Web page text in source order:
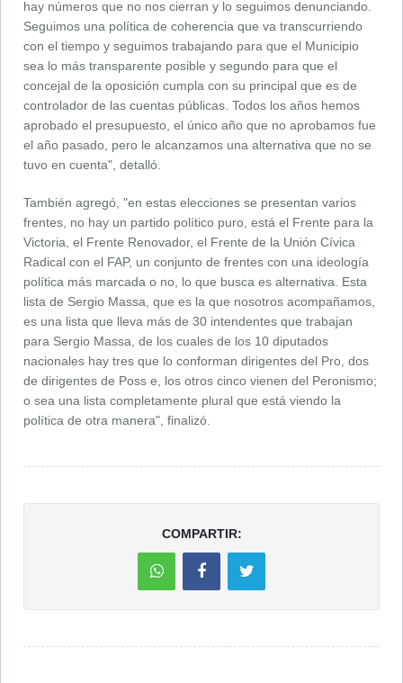
hay números que no nos cierran y lo seguimos denunciando.
Seguimos una política de coherencia que va transcurriendo
con el tiempo y seguimos trabajando para que el Municipio
sea lo más transparente posible y segundo para que el
concejal de la oposición cumpla con su principal que es de
controlador de las cuentas públicas. Todos los años hemos
aprobado el presupuesto, el único año que no aprobamos fue
el año pasado, pero le alcanzamos una alternativa que no se
tuvo en cuenta", detalló.
También agregó, "en estas elecciones se presentan varios
frentes, no hay un partido político puro, está el Frente para la
Victoria, el Frente Renovador, el Frente de la Unión Cívica
Radical con el FAP, un conjunto de frentes con una ideología
política más marcada o no, lo que busca es alternativa. Esta
lista de Sergio Massa, que es la que nosotros acompañamos,
es una lista que lleva más de 30 intendentes que trabajan
para Sergio Massa, de los cuales de los 10 diputados
nacionales hay tres que lo conforman dirigentes del Pro, dos
de dirigentes de Poss e, los otros cinco vienen del Peronismo;
o sea una lista completamente plural que está viendo la
política de otra manera", finalizó.
COMPARTIR: